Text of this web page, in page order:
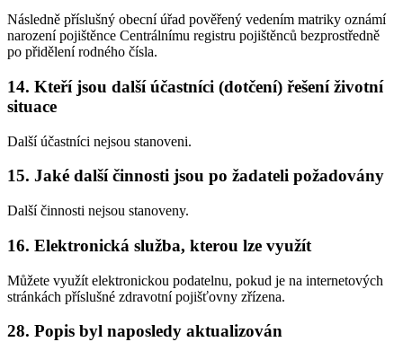
Následně příslušný obecní úřad pověřený vedením matriky oznámí
narození pojištěnce Centrálnímu registru pojištěnců bezprostředně
po přidělení rodného čísla.
14. Kteří jsou další účastníci (dotčení) řešení životní
situace
Další účastníci nejsou stanoveni.
15. Jaké další činnosti jsou po žadateli požadovány
Další činnosti nejsou stanoveny.
16. Elektronická služba, kterou lze využít
Můžete využít elektronickou podatelnu, pokud je na internetových
stránkách příslušné zdravotní pojišťovny zřízena.
28. Popis byl naposledy aktualizován